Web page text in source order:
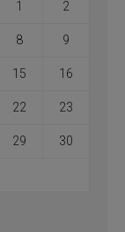
1 2
8 9
15 16
22 23
29 30